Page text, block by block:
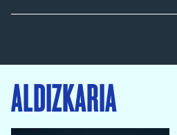
ALDIZKARIA